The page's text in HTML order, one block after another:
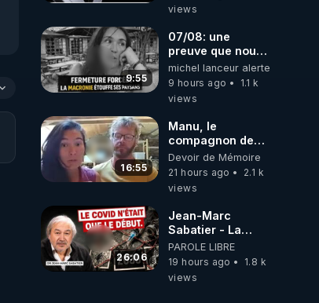
views
9:55
07/08: une
preuve que nous
somme passé en
absurdie une
dictature qui veut
opposant !
michel lanceur alerte
9 hours ago
1.1 k
views
16:55
Manu, le
compagnon de
Kyria, raconte sa
garde à vue
musclée.
Devoir de Mémoire
21 hours ago
2.1 k
views
26:06
Jean-Marc
Sabatier - La
Covid-19 n'a été
que le début -
L'ARNm &
PAROLE LIBRE
19 hours ago
1.8 k
views